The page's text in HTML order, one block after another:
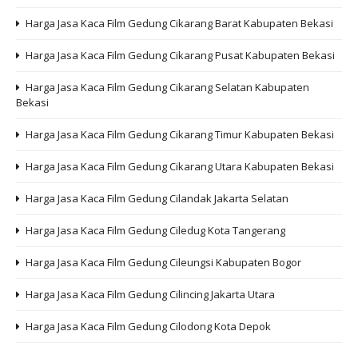
Harga Jasa Kaca Film Gedung Cikarang Barat Kabupaten Bekasi
Harga Jasa Kaca Film Gedung Cikarang Pusat Kabupaten Bekasi
Harga Jasa Kaca Film Gedung Cikarang Selatan Kabupaten
Bekasi
Harga Jasa Kaca Film Gedung Cikarang Timur Kabupaten Bekasi
Harga Jasa Kaca Film Gedung Cikarang Utara Kabupaten Bekasi
Harga Jasa Kaca Film Gedung Cilandak Jakarta Selatan
Harga Jasa Kaca Film Gedung Ciledug Kota Tangerang
Harga Jasa Kaca Film Gedung Cileungsi Kabupaten Bogor
Harga Jasa Kaca Film Gedung Cilincing Jakarta Utara
Harga Jasa Kaca Film Gedung Cilodong Kota Depok